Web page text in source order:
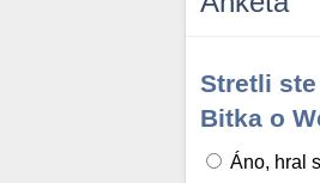
Stretli
Bitka o
Áno, hral